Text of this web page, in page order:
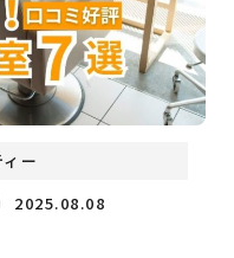
ー
2025.08.08